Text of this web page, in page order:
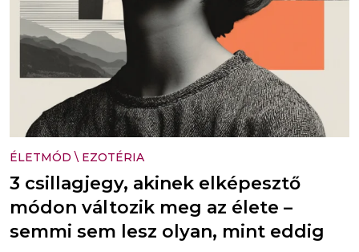
ÉLETMÓD \ EZOTÉRIA
3 csillagjegy, akinek elképesztő
módon változik meg az élete –
semmi sem lesz olyan, mint eddig